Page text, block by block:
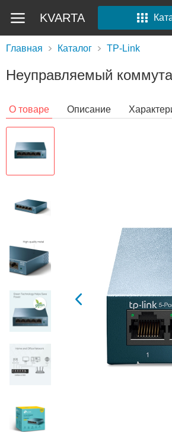
KVARTA
Главная Каталог TP-Link
Неуправляемый
О товаре Описание